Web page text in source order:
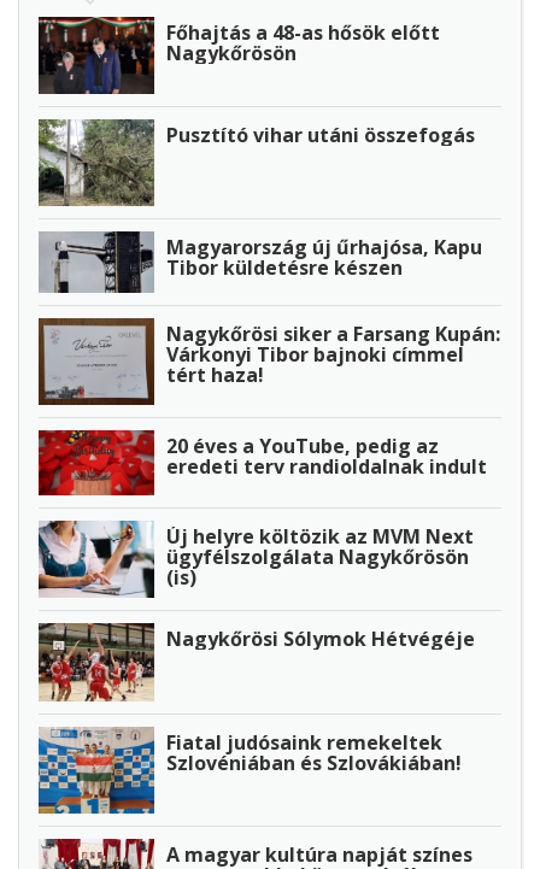
Főhajtás a 48-as hősök előtt
Nagykőrösön
Pusztító vihar utáni összefogás
Magyarország új űrhajósa, Kapu
Tibor küldetésre készen
Nagykőrösi siker a Farsang Kupán:
Várkonyi Tibor bajnoki címmel
tért haza!
20 éves a YouTube, pedig az
eredeti terv randioldalnak indult
Új helyre költözik az MVM Next
ügyfélszolgálata Nagykőrösön
(is)
Nagykőrösi Sólymok Hétvégéje
Fiatal judósaink remekeltek
Szlovéniában és Szlovákiában!
A magyar kultúra napját színes